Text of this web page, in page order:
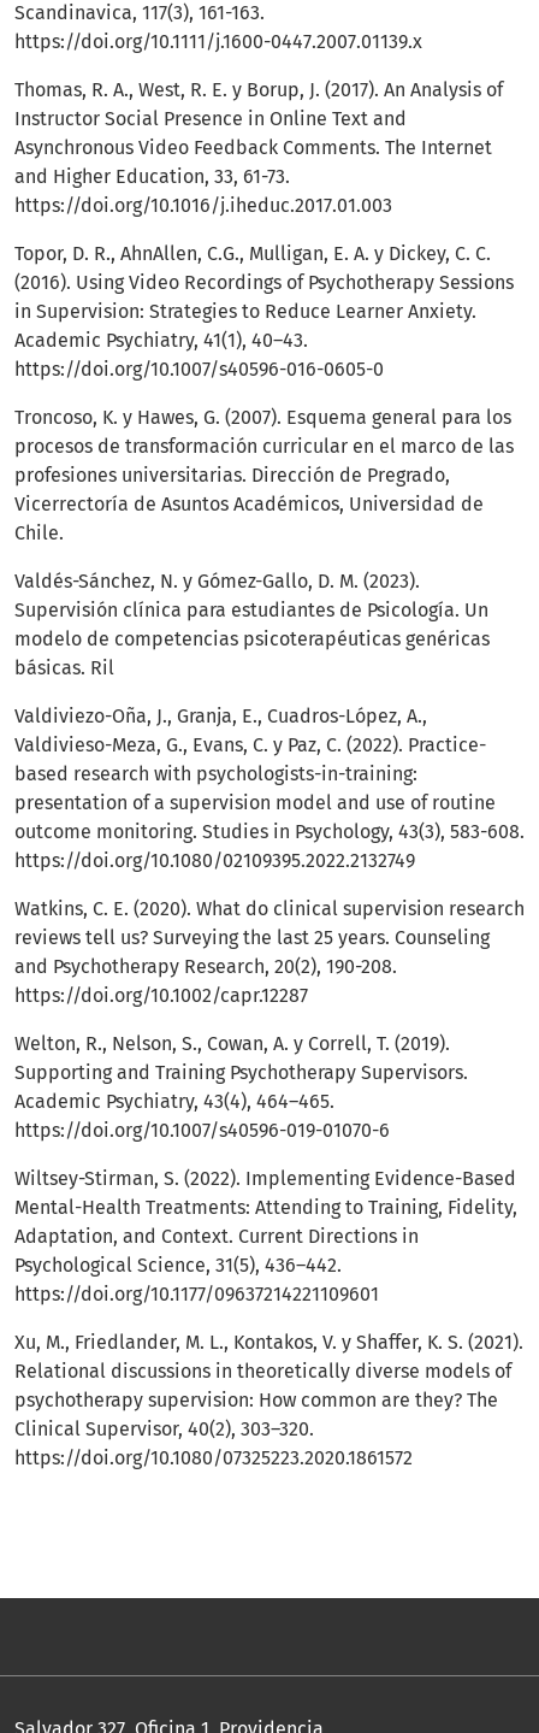
Scandinavica, 117(3), 161-163.
https://doi.org/10.1111/j.1600-0447.2007.01139.x
Thomas, R. A., West, R. E. y Borup, J. (2017). An Analysis of
Instructor Social Presence in Online Text and
Asynchronous Video Feedback Comments. The Internet
and Higher Education, 33, 61-73.
https://doi.org/10.1016/j.iheduc.2017.01.003
Topor, D. R., AhnAllen, C.G., Mulligan, E. A. y Dickey, C. C.
(2016). Using Video Recordings of Psychotherapy Sessions
in Supervision: Strategies to Reduce Learner Anxiety.
Academic Psychiatry, 41(1), 40–43.
https://doi.org/10.1007/s40596-016-0605-0
Troncoso, K. y Hawes, G. (2007). Esquema general para los
procesos de transformación curricular en el marco de las
profesiones universitarias. Dirección de Pregrado,
Vicerrectoría de Asuntos Académicos, Universidad de
Chile.
Valdés-Sánchez, N. y Gómez-Gallo, D. M. (2023).
Supervisión clínica para estudiantes de Psicología. Un
modelo de competencias psicoterapéuticas genéricas
básicas. Ril
Valdiviezo-Oña, J., Granja, E., Cuadros-López, A.,
Valdivieso-Meza, G., Evans, C. y Paz, C. (2022). Practice-
based research with psychologists-in-training:
presentation of a supervision model and use of routine
outcome monitoring. Studies in Psychology, 43(3), 583-608.
https://doi.org/10.1080/02109395.2022.2132749
Watkins, C. E. (2020). What do clinical supervision research
reviews tell us? Surveying the last 25 years. Counseling
and Psychotherapy Research, 20(2), 190-208.
https://doi.org/10.1002/capr.12287
Welton, R., Nelson, S., Cowan, A. y Correll, T. (2019).
Supporting and Training Psychotherapy Supervisors.
Academic Psychiatry, 43(4), 464–465.
https://doi.org/10.1007/s40596-019-01070-6
Wiltsey-Stirman, S. (2022). Implementing Evidence-Based
Mental-Health Treatments: Attending to Training, Fidelity,
Adaptation, and Context. Current Directions in
Psychological Science, 31(5), 436–442.
https://doi.org/10.1177/09637214221109601
Xu, M., Friedlander, M. L., Kontakos, V. y Shaffer, K. S. (2021).
Relational discussions in theoretically diverse models of
psychotherapy supervision: How common are they? The
Clinical Supervisor, 40(2), 303–320.
https://doi.org/10.1080/07325223.2020.1861572